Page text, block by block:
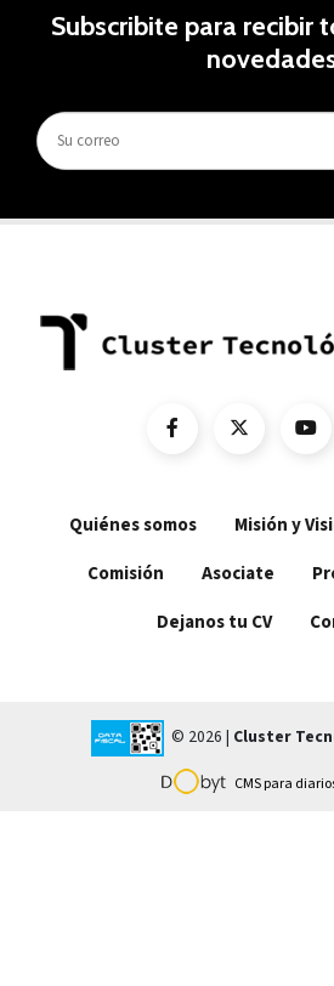
Subscribite para recibir
Quiénes somos Misión y
Comisión
Asociate
Dejanos tu CV
© 2026 | Cluster
CMS para